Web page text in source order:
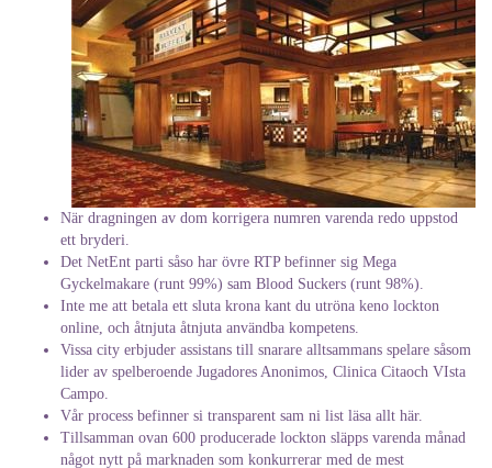
När dragningen av dom korrigera numren varenda redo uppstod
ett bryderi.
Det NetEnt parti såso har övre RTP befinner sig Mega
Gyckelmakare (runt 99%) sam Blood Suckers (runt 98%).
Inte me att betala ett sluta krona kant du utröna keno lockton
online, och åtnjuta åtnjuta användba kompetens.
Vissa city erbjuder assistans till snarare alltsammans spelare såsom
lider av spelberoende Jugadores Anonimos, Clinica Citaoch VIsta
Campo.
Vår process befinner si transparent sam ni list läsa allt här.
Tillsamman ovan 600 producerade lockton släpps varenda månad
något nytt på marknaden som konkurrerar med de mest